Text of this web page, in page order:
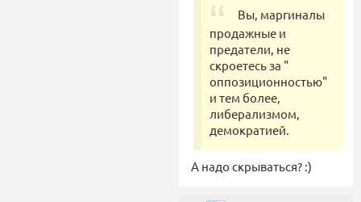
Вы, маргиналы
продажные и
предатели, не
скроетесь за "
оппозиционностью"
и тем более,
либерализмом,
демократией.
А надо скрываться? :)